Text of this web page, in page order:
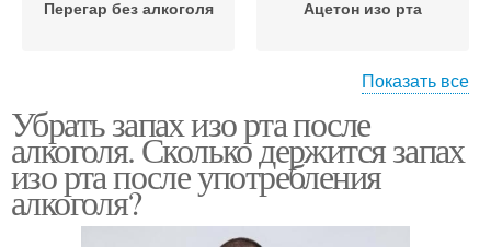
Перегар без алкоголя Ацетон изо рта
Моча изо рта Пиво изо рта
Показать все
Убрать запах изо рта после
алкоголя. Сколько держится запах
изо рта после употребления
алкоголя?